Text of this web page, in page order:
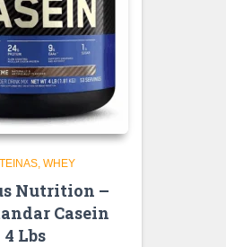
WHEY
Nutrition –
Casein
4 Lbs